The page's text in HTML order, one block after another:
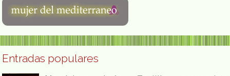
Entradas populares